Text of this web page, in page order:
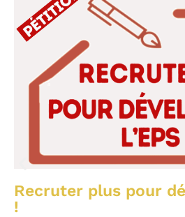
Recruter plus pour
!